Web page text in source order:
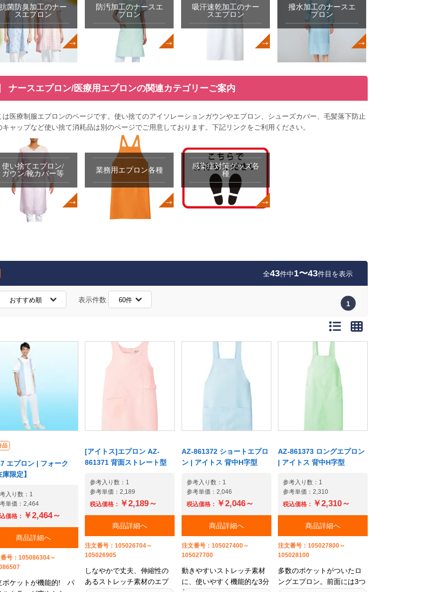
菌防臭加工のナー
スエプロン
防汚加工のナースエ
プロン
吸汗速乾加工のナー
スエプロン
撥水加工のナースエ
プロン
ナースエプロン/医療用エプロンの関連カテゴリーご案内
は医療制服エプロンのページです。使い捨てのアイソレーションガウンやエプロン、シューズカバー、毛髪落下防止
キャップなど使い捨て消耗品は別のページでご用意しております。下記リンクをご利用ください。
使い捨てエプロン/
ガウン/靴カバー等
業務用エプロン各種
感染症対策グッズ各
種
全43件中1〜43件目を表示
表示件数 1
品
エプロン | フォーク
限定】
入り数：1
単価：2,464
価格： ￥2,464～
商品詳細へ
号：105086304～
ポケットが機能的! パ
[アイトス]エプロン AZ-
861371 背面ストレート型
参考入り数：1
参考単価：2,189
税込価格： ￥2,189～
商品詳細へ
注文番号：105026704～
105026905
しなやかで丈夫、伸縮性の
あるストレッチ素材のエプ
AZ-861372 ショートエプロ
ン | アイトス 背中H字型
参考入り数：1
参考単価：2,046
税込価格： ￥2,046～
商品詳細へ
注文番号：105027400～
105027700
動きやすいストレッチ素材
に、使いやすく機能的な3分
AZ-861373 ロングエプロン
| アイトス 背中H字型
参考入り数：1
参考単価：2,310
税込価格： ￥2,310～
商品詳細へ
注文番号：105027800～
105028100
多数のポケットがついたロ
ングエプロン。前面には3つ